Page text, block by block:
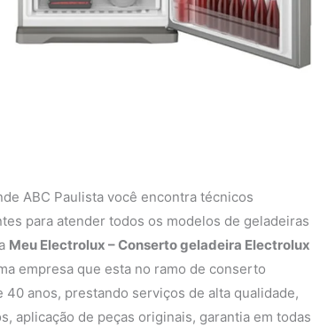
ABC Paulista você encontra técnicos
para atender todos os modelos de geladeiras
Meu Electrolux – Conserto geladeira Electrolux
empresa que esta no ramo de conserto
anos, prestando serviços de alta qualidade,
aplicação de peças originais, garantia em todas